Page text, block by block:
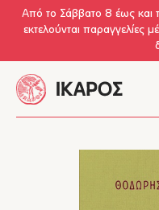
Skip to main content
Από το Σάββατο 8 έως και
εκτελούνται